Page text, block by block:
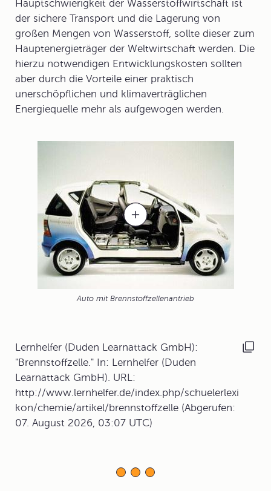
Hauptschwierigkeit der Wasserstoffwirtschaft ist
der sichere Transport und die Lagerung von
großen Mengen von Wasserstoff, sollte dieser zum
Hauptenergieträger der Weltwirtschaft werden. Die
hierzu notwendigen Entwicklungskosten sollten
aber durch die Vorteile einer praktisch
unerschöpflichen und klimaverträglichen
Energiequelle mehr als aufgewogen werden.
Auto mit Brennstoffzellenantrieb
Lernhelfer (Duden Learnattack GmbH):
"Brennstoffzelle." In: Lernhelfer (Duden
Learnattack GmbH). URL:
http://www.lernhelfer.de/index.php/schuelerlexi
kon/chemie/artikel/brennstoffzelle (Abgerufen:
07. August 2026, 03:07 UTC)